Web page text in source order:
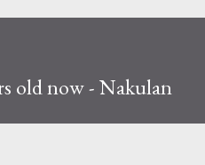
old now - Nakulan